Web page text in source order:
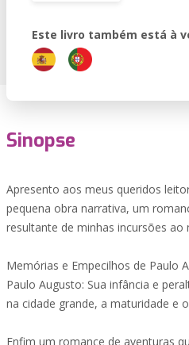
Este livro também está à
Sinopse
Apresento aos meus queridos
pequena obra narrativa, um
resultante de minhas incursões ao
Memórias e Empecilhos de Paulo
Paulo Augusto: Sua infância e
na cidade grande, a maturidade e
Enfim um romance de aventuras